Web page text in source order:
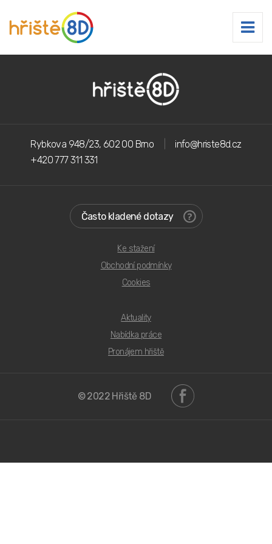
PDF Sport
Rybkova 948/23, 602 00 Brno
info@hriste8d.cz
+420 777 311 331
Často kladené dotazy
Ke stažení
Obchodní podmínky
Cookies
Aktuality
Nabídka práce
Pronájem hřiště
© 2022 Hřiště 8D